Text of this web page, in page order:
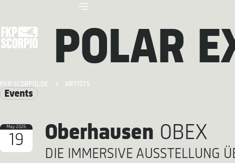
FKP SCORPIO.DE ARTISTS
POLAR
Events
May 2026
19 Oberhausen OBEX
DIE IMMERSIVE AUSSTELLUNG